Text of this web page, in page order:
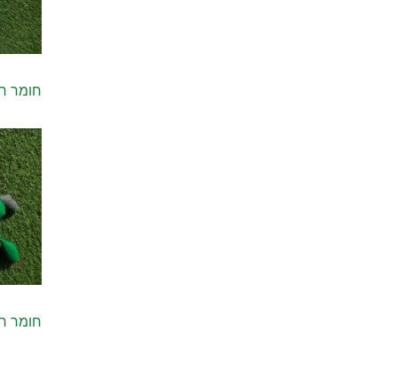
חומר
חומר